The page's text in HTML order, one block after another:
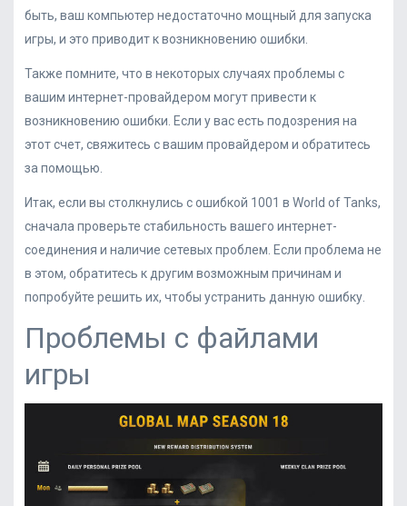
быть, ваш компьютер недостаточно мощный для запуска
игры, и это приводит к возникновению ошибки.
Также помните, что в некоторых случаях проблемы с
вашим интернет-провайдером могут привести к
возникновению ошибки. Если у вас есть подозрения на
этот счет, свяжитесь с вашим провайдером и обратитесь
за помощью.
Итак, если вы столкнулись с ошибкой 1001 в World of Tanks,
сначала проверьте стабильность вашего интернет-
соединения и наличие сетевых проблем. Если проблема не
в этом, обратитесь к другим возможным причинам и
попробуйте решить их, чтобы устранить данную ошибку.
Проблемы с файлами
игры